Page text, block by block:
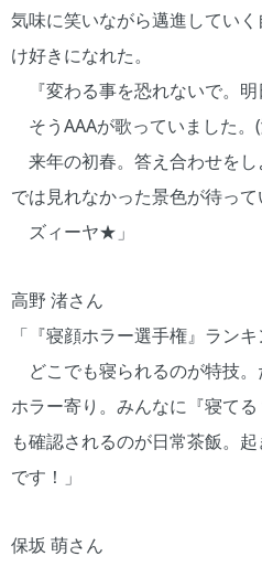
気味に笑いながら邁進してい
け好きになれた。
『変わる事を恐れないで。明
そうAAAが歌っていました。
来年の初春。答え合わせを
では見れなかった景色が待って
ズィーヤ★」
高野 渚さん
「『寝顔ホラー選手権』ランキ
どこでも寝られるのが特技
ホラー寄り。みんなに『寝て
も確認されるのが日常茶飯。
です！」
保坂 萌さん